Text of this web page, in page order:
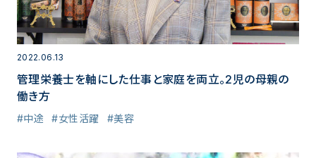
2022.06.13
管理栄養士を軸にした仕事と家庭を両立。2児の母親の
働き方
#中途 #女性活躍 #美容